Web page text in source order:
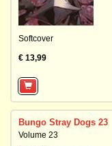
Softcover
€ 13,99
Bungo Stray Dogs 23
Volume 23